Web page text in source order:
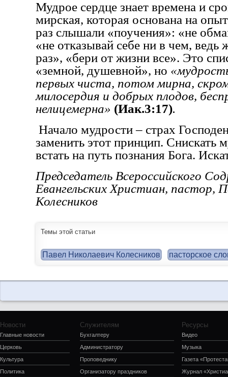
Мудрое сердце знает времена и
мирская, которая основана на
раз слышали «поучения»: «не
«не отказывай себе ни в чем, ведь
раз», «бери от жизни все». Это
«земной, душевной», но
первых чиста, потом мирна,
милосердия и добрых плодов,
нелицемерна» (Иак.3:17).
Начало мудрости – страх
заменить этот принцип. Снискать
встать на путь познания Бога.
Председатель Всероссийского
Евангельских Христиан, пастор,
Колесников
Темы этой статьи
Павел Николаевич Колесников пасторское
Новости
Главные новости
Церковь
Культура
Политика
Служителям
Бухгалтеру
Администратору
Проповеднику
Организатору праздников
Ресурсы
Видео
Музыка
Газета
Журнал